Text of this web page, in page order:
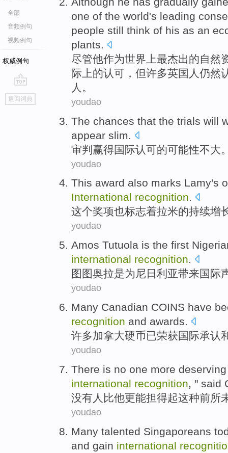
全部
音频例句
视频例句
权威例句
go
top
返回词典
one of the world's leading
people still think of his as an
plants.
尽管他作为世界上最杰出的自然
际上的认可 ， 但许多英国 人 仍然
人 。
youdao
The chances that the trials will
appear slim
审判 赢得国际认可的可能性不大
youdao
This award also marks Lamy's
International recognition.
这个奖项也标志着拉米的持续增
youdao
Amos Tutuola is the first
international recognition.
图图奥拉是为 尼日利亚带来国际
youdao
Many Canadian COINS have
recognition and awards.
许多加拿大硬币已荣获国际承认
youdao
There is no one more deserving
international recognition, " said
没有人 比他更能担得起这种前所
youdao
Many talented Singaporeans
and gain international